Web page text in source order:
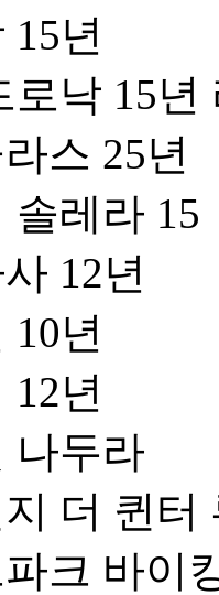
15년
로낙 15년
스 25년
솔레라 15
12년
10년
12년
나두라
더 퀸터
크 바이